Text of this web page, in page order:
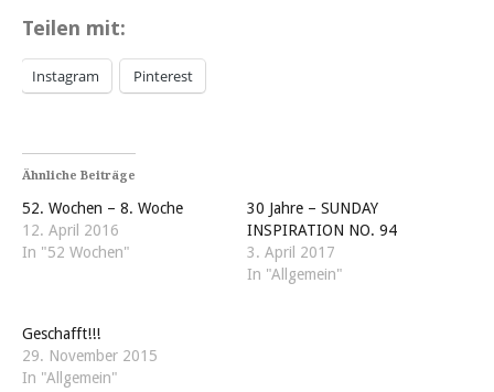
Teilen mit:
Instagram Pinterest
Ähnliche Beiträge
52. Wochen – 8. Woche
12. April 2016
In "52 Wochen"
30 Jahre – SUNDAY
INSPIRATION NO. 94
3. April 2017
In "Allgemein"
Geschafft!!!
29. November 2015
In "Allgemein"